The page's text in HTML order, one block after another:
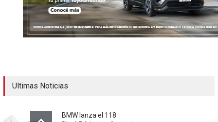
Ultimas Noticias
BMW lanza el 118